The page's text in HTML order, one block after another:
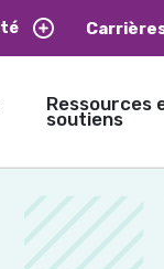
Ressources
soutiens